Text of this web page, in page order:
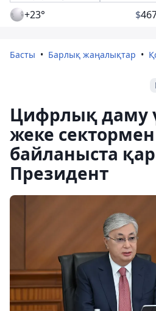
+23° $
Басты Барлық жаңалықтар
Цифрлық даму
жеке
байланыста
Президент